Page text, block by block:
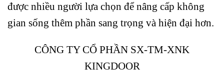
được nhiều người lựa chọn để nâng cấp không
gian sống thêm phần sang trọng và hiện đại hơn.
CÔNG TY CỔ PHẦN SX-TM-XNK
KINGDOOR